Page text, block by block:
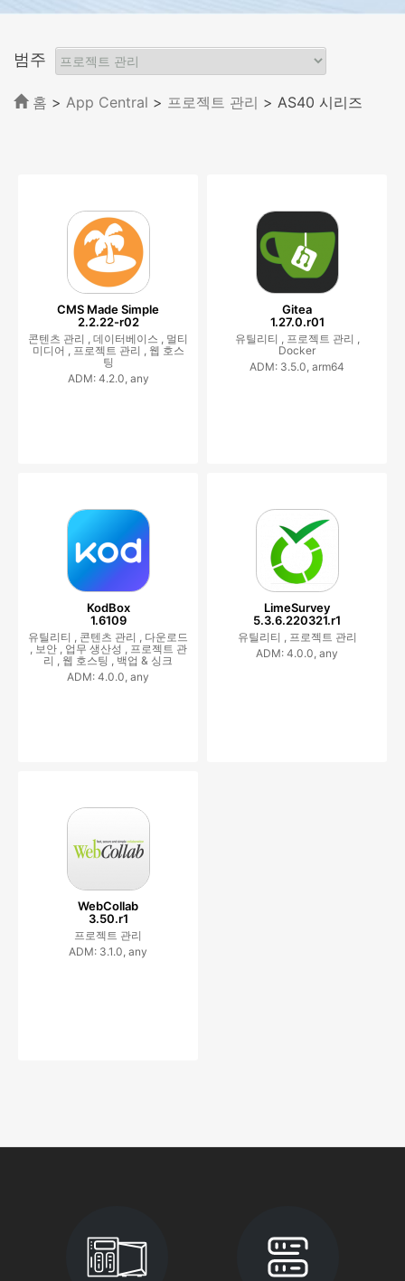
범주
홈 > App Central > 프로젝트 관리 > AS40 시리즈
CMS Made Simple
2.2.22-r02
콘텐츠 관리 , 데이터베이스 , 멀티
미디어 , 프로젝트 관리 , 웹 호스
팅
ADM: 4.2.0, any
Gitea
1.27.0.r01
유틸리티 , 프로젝트 관리 ,
Docker
ADM: 3.5.0, arm64
KodBox
1.6109
유틸리티 , 콘텐츠 관리 , 다운로드
보안 , 업무 생산성 , 프로젝트 관
리 , 웹 호스팅 , 백업 & 싱크
ADM: 4.0.0, any
LimeSurvey
5.3.6.220321.r1
유틸리티 , 프로젝트 관리
ADM: 4.0.0, any
WebCollab
3.50.r1
프로젝트 관리
ADM: 3.1.0, any